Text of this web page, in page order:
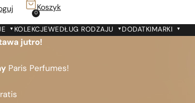
6,99zł!
jutro!
Paris Perfumes!
0
Koszyk
KOLEKCJEWEDŁUG RODZAJU DODATKIMARKI